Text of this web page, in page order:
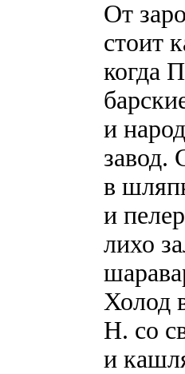
От
стоит
когда
и
завод.
в
и
лихо
Холод
Н. со
и